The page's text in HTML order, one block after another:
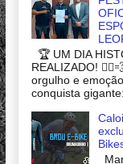
🏆 UM DIA
REALIZADO!
orgulho e
conquista gigante: